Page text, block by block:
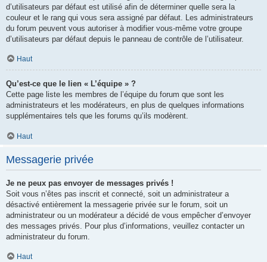
d’utilisateurs par défaut est utilisé afin de déterminer quelle sera la
couleur et le rang qui vous sera assigné par défaut. Les administrateurs
du forum peuvent vous autoriser à modifier vous-même votre groupe
d’utilisateurs par défaut depuis le panneau de contrôle de l’utilisateur.
Haut
Qu’est-ce que le lien « L’équipe » ?
Cette page liste les membres de l’équipe du forum que sont les
administrateurs et les modérateurs, en plus de quelques informations
supplémentaires tels que les forums qu’ils modèrent.
Haut
Messagerie privée
Je ne peux pas envoyer de messages privés !
Soit vous n’êtes pas inscrit et connecté, soit un administrateur a
désactivé entièrement la messagerie privée sur le forum, soit un
administrateur ou un modérateur a décidé de vous empêcher d’envoyer
des messages privés. Pour plus d’informations, veuillez contacter un
administrateur du forum.
Haut